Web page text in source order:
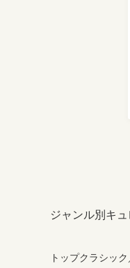
ジャンル別キ
トップクラシッ